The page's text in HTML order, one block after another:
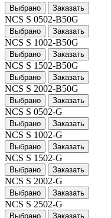
Выбрано Заказать
NCS S 0502-B50G
Выбрано Заказать
NCS S 1002-B50G
Выбрано Заказать
NCS S 1502-B50G
Выбрано Заказать
NCS S 2002-B50G
Выбрано Заказать
NCS S 0502-G
Выбрано Заказать
NCS S 1002-G
Выбрано Заказать
NCS S 1502-G
Выбрано Заказать
NCS S 2002-G
Выбрано Заказать
NCS S 2502-G
Выбрано Заказать